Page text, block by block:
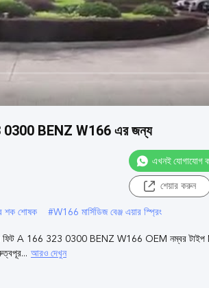
0300 BENZ W166 এর জন্য
এখনই যোগাযোগ
শেয়ার করুন
শক শোষক #W166 মার্সিডিজ বেঞ্জ এয়ার স্প্রিং
ফিট A 166 323 0300 BENZ W166 OEM নম্বর
আরও দেখুন